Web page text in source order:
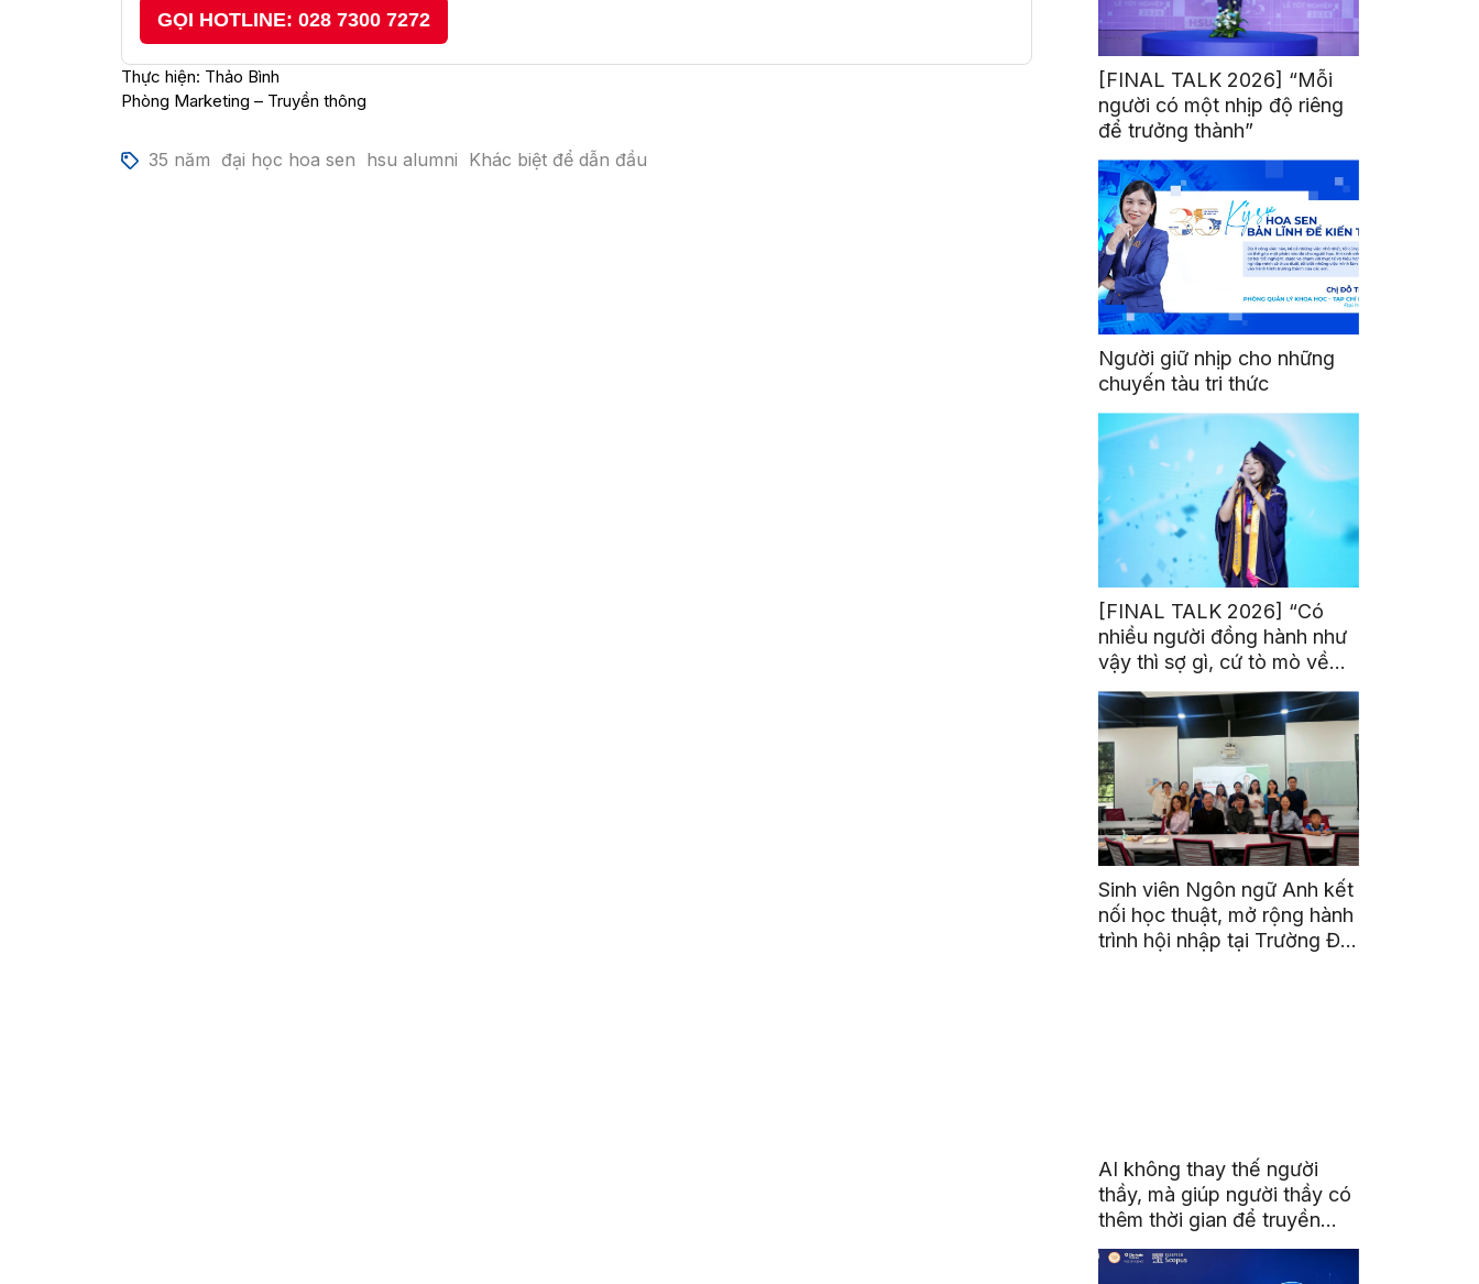
GỌI HOTLINE: 028 7300 7272
Thực hiện: Thảo Bình
Phòng Marketing – Truyền thông
35 năm đại học hoa sen hsu alumni Khác biệt để dẫn đầu
[FINAL TALK 2026] “Mỗi
người có một nhịp độ riêng
để trưởng thành”
Người giữ nhịp cho những
chuyến tàu tri thức
[FINAL TALK 2026] “Có
nhiều người đồng hành như
vậy thì sợ gì, cứ tò mò về
thế giới thôi”
Sinh viên Ngôn ngữ Anh kết
nối học thuật, mở rộng hành
trình hội nhập tại Trường Đại
AI không thay thế người
thầy, mà giúp người thầy có
thêm thời gian để truyền
cảm hứng